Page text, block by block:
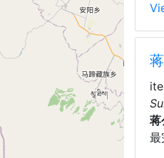
蒋
最